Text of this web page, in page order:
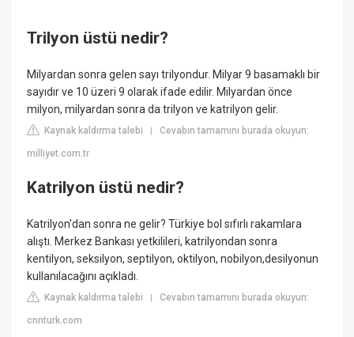
Trilyon üstü nedir?
Milyardan sonra gelen sayı trilyondur. Milyar 9 basamaklı bir
sayıdır ve 10 üzeri 9 olarak ifade edilir. Milyardan önce
milyon, milyardan sonra da trilyon ve katrilyon gelir.
Kaynak kaldırma talebi |Cevabın tamamını burada okuyun:
milliyet.com.tr
Katrilyon üstü nedir?
Katrilyon'dan sonra ne gelir? Türkiye bol sıfırlı rakamlara
alıştı. Merkez Bankası yetkilileri, katrilyondan sonra
kentilyon, seksilyon, septilyon, oktilyon, nobilyon,desilyonun
kullanılacağını açıkladı.
Kaynak kaldırma talebi |Cevabın tamamını burada okuyun:
cnnturk.com